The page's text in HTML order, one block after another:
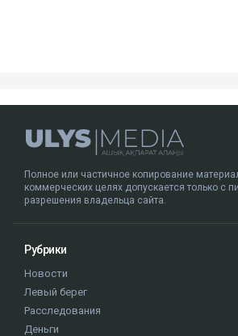
Полное или частичное копирование
коммерческих целях допускается только с
разрешения владельца сайта.
Рубрики
Новости
Левый берег
Расследования
Деньги